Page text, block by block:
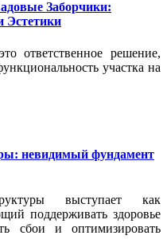
Заборчики:
Эстетики
ответственное решение,
участка на
невидимый фундамент
выступает как
поддерживать здоровье
сбои и оптимизировать